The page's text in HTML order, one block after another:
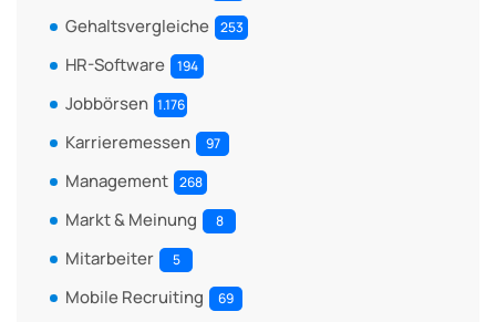
Gehaltsvergleiche 253
HR-Software 194
Jobbörsen 1.176
Karrieremessen 97
Management 268
Markt & Meinung 8
Mitarbeiter 5
Mobile Recruiting 69